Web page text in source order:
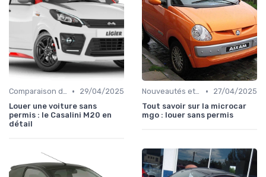
Comparaison des Modèles •
29/04/2025
Louer une voiture sans
permis : le Casalini M20 en
détail
Nouveautés et Tendances •
27/04/2025
Tout savoir sur la microcar
mgo : louer sans permis